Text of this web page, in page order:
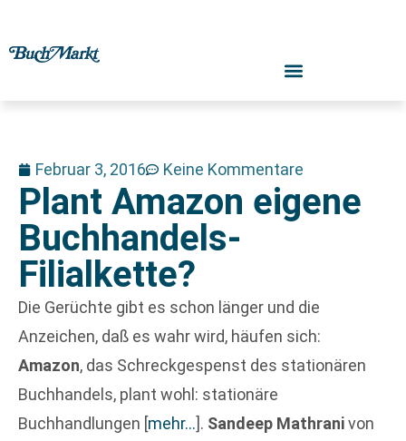
Februar 3, 2016 Keine Kommentare
Plant Amazon eigene
Buchhandels-
Filialkette?
Die Gerüchte gibt es schon länger und die
Anzeichen, daß es wahr wird, häufen sich:
Amazon, das Schreckgespenst des stationären
Buchhandels, plant wohl: stationäre
Buchhandlungen [mehr…]. Sandeep Mathranivon